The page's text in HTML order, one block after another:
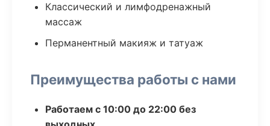
Классический и лимфодренажный
массаж
Перманентный макияж и татуаж
Преимущества работы с нами
Работаем с 10:00 до 22:00 без